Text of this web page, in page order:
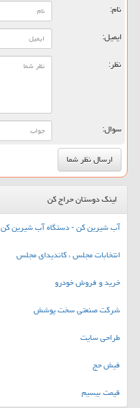
نام:
ایمیل:
نظر:
سوال:
لینک دوستان حراج کن
آب شیرین کن - دستگاه آب شیرین کن
انتخابات مجلس ، کاندیدای مجلس
خرید و فروش خودرو
شرکت صنعتی سخت پوشش
طراحی سایت
فیش حج
قیمت بیسیم